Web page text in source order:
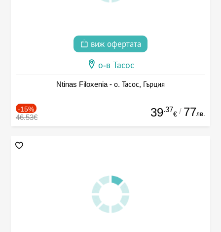
виж офертата
о-в Тасос
Ntinas Filoxenia - о. Тасос, Гърция
-15%
46.53€ 39.37
€ / 77лв.